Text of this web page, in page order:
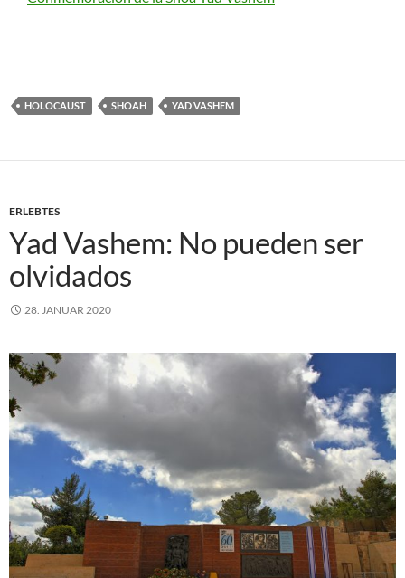
HOLOCAUST SHOAH YAD VASHEM
ERLEBTES
Yad Vashem: No pueden ser
olvidados
28. JANUAR 2020